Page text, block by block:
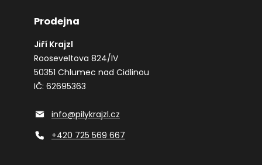
Prodejna
Jiří Krajzl
Rooseveltova 824/IV
50351 Chlumec nad Cidlinou
IČ: 62695363
info@pilykrajzl.cz
+420 725 569 667